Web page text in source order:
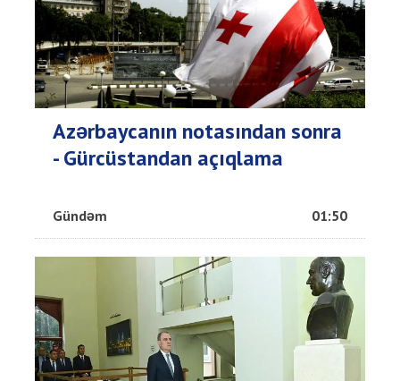
Azərbaycanın notasından sonra
- Gürcüstandan açıqlama
Gündəm 01:50